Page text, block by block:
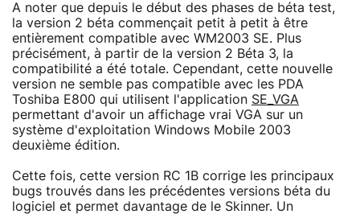
A noter que depuis le début des phases de béta test,
la version 2 béta commençait petit à petit à être
entièrement compatible avec WM2003 SE. Plus
précisément, à partir de la version 2 Béta 3, la
compatibilité a été totale. Cependant, cette nouvelle
version ne semble pas compatible avec les PDA
Toshiba E800 qui utilisent l'application SE_VGA
permettant d'avoir un affichage vrai VGA sur un
système d'exploitation Windows Mobile 2003
deuxième édition.
Cette fois, cette version RC 1B corrige les principaux
bugs trouvés dans les précédentes versions béta du
logiciel et permet davantage de le Skinner. Un